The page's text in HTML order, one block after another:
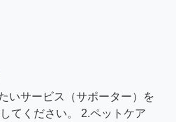
いサービス（サポーター）を
てください。 2.ペットケア